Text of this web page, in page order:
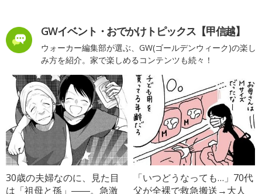
GWイベント・おでかけトピックス【甲信越】
ウォーカー編集部が選ぶ、GW(ゴールデンウィーク)の楽し
み方を紹介。家で楽しめるコンテンツも続々！
30歳の夫婦なのに、見た目
は「祖母と孫」――。急激
「いつどうなっても…」70代
父が全裸で救急搬送→大人